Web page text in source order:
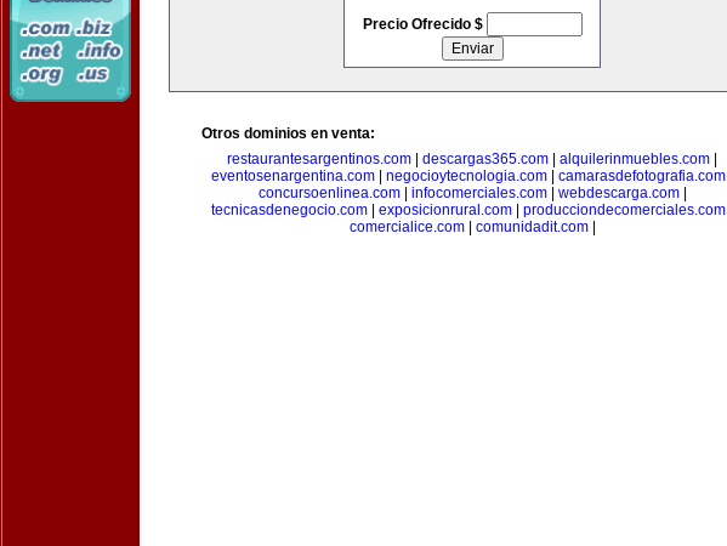
Precio Ofrecido $
Otros dominios en venta:
restaurantesargentinos.com
descargas365.com alquilerinmuebles.com
eventosenargentina.com
negocioytecnologia.com camarasdefotografia.com
concursoenlinea.com| infocomerciales.com| webdescarga.com|
tecnicasdenegocio.com
exposicionrural.com producciondecomerciales.com
comercialice.com| comunidadit.com|